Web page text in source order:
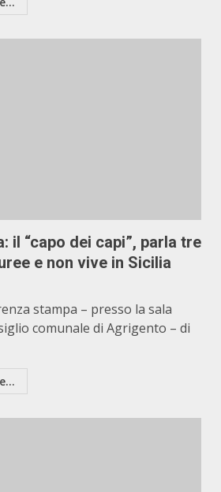
il “capo dei capi”, parla tre
e non vive in Sicilia
stampa – presso la sala
comunale di Agrigento – di